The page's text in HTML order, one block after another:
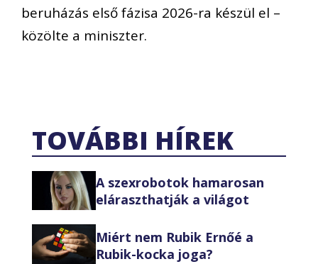
beruházás első fázisa 2026-ra készül el –
közölte a miniszter.
TOVÁBBI HÍREK
A szexrobotok hamarosan
eláraszthatják a világot
Miért nem Rubik Ernőé a
Rubik-kocka joga?